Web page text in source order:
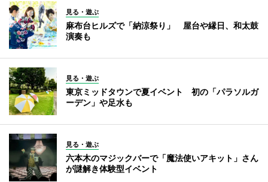
見る・遊ぶ
麻布台ヒルズで「納涼祭り」 屋台や縁日、和太鼓
演奏も
見る・遊ぶ
東京ミッドタウンで夏イベント 初の「パラソルガ
ーデン」や足水も
見る・遊ぶ
六本木のマジックバーで「魔法使いアキット」さん
が謎解き体験型イベント